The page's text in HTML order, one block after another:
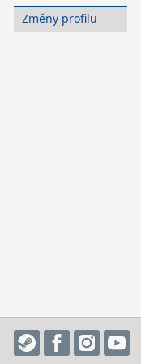
Změny profilu